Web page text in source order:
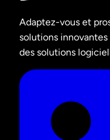
Adaptez-vous et
solutions
des solutions